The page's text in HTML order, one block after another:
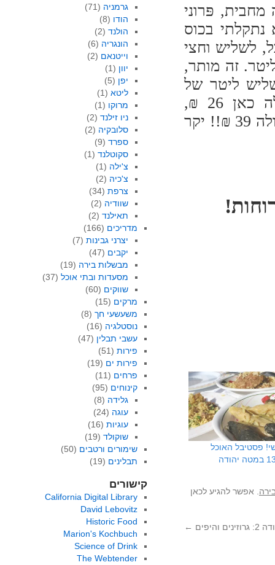
מחבית, פּרוני
נתקלתי בכוס
לשליש וחצי
זה מותר,
ליטר של
גולדסטאר, בירה ישראלית ותיקה ועממית, עולה כאן 26 ₪,
כלומר, אם חישבתי נכון ערך משולש, חצי ליטר עולה 39 ₪!! יקר
פסטיבל האוכל
. אפשר להגיע לכאן
והיפים ←
גרמניה (71)
הודו (8)
הולנד (2)
הונגריה (6)
וייטנאם (2)
יוון (1)
יפן (5)
ליטא (1)
מרוקו (1)
ניו זילנד (2)
סלובקיה (2)
ספרד (9)
סקוטלנד (1)
צ'ילה (1)
צ'כיה (2)
צרפת (34)
שוודיה (2)
תאילנד (2)
מדריכים (166)
יצרני גבינות (7)
יקבים (47)
מבשלות בירה (19)
מסעדות ובתי אוכל (37)
שווקים (60)
מרקים (15)
משעשעי חך(8)
נוסטלגיה (16)
עשבי תבלין (47)
פירות(51)
פירות ים (19)
פרחים (11)
קינוחים (95)
גלידה (8)
עוגה (24)
עוגיות (16)
שוקולד (19)
שימורים ורטבים (50)
תבלינים (19)
קישורים
California Digital Library
David Lebovitz
Historic Food
Marion's Kochbuch
Science of Drink
The Webtender